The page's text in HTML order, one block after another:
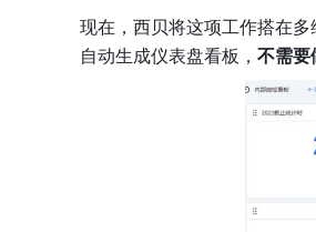
现在，西贝将这项工作搭在
自动生成仪表盘看板， 不需要